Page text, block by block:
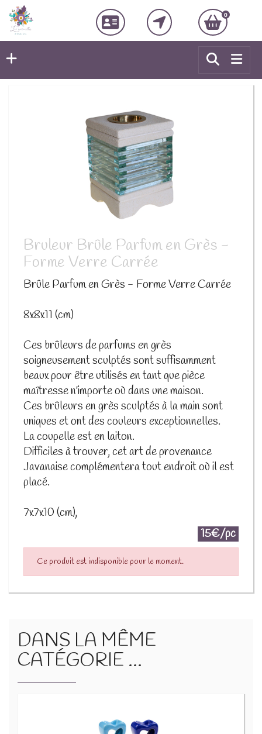
0
Bruleur Brûle Parfum en Grès -
Forme Verre Carrée
Brûle Parfum en Grès - Forme Verre Carrée
8x8x11 (cm)
Ces brûleurs de parfums en grès
soigneusement sculptés sont suffisamment
beaux pour être utilisés en tant que pièce
maîtresse n'importe où dans une maison.
Ces brûleurs en grès sculptés à la main sont
uniques et ont des couleurs exceptionnelles.
La coupelle est en laiton.
Difficiles à trouver, cet art de provenance
Javanaise complémentera tout endroit où il est
placé.
7x7x10 (cm),
15€/pc
Ce produit est indisponible pour le moment.
DANS LA MÊME
CATÉGORIE ...